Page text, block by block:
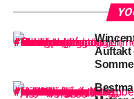
die VfL
Es war der vierte
Saison und einer, der
Tabellenplatz 7 in der
Auftakt